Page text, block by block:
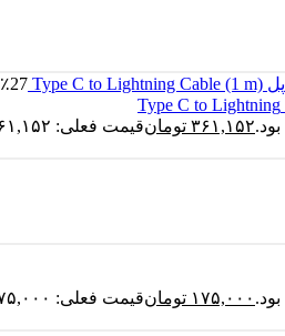
٪27
۳۶۱,۱۵۲ تومانقیمت فعلی: ۳۶۱,۱۵۲ تومان.
۱۷۵,۰۰۰ تومانقیمت فعلی: ۱۷۵,۰۰۰ تومان.